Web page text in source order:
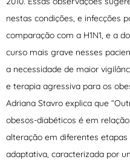
nestas condições, e infecções
comparação com a H1N1, e a
curso mais grave nesses
a necessidade de maior
e terapia agressiva para os
Adriana Stavro explica que
obesos-diabéticos é em
alteração em diferentes
adaptativa, caracterizada por